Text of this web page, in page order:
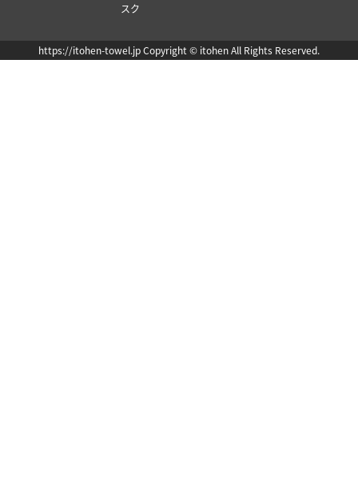
スク
https://itohen-towel.jp Copyright © itohen All Rights Reserved.